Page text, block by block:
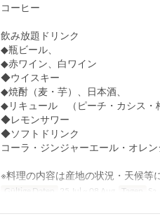
コーヒー
飲み放題ドリンク
◆瓶ビール、
◆赤ワイン、白ワイン
◆ウイスキー
◆焼酎（麦・芋）、日本酒、
◆リキュール （ピーチ・カシス・
◆レモンサワー
◆ソフトドリンク
コーラ・ジンジャーエール・オレ
※料理の内容は産地の状況・天候等
Gültige Daten 25 Jul ~ 08 Aug Tagen Sa